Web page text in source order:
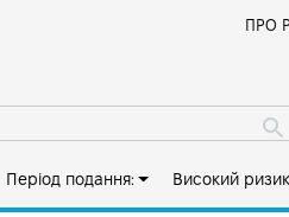
ПРО
Період подання: Високий